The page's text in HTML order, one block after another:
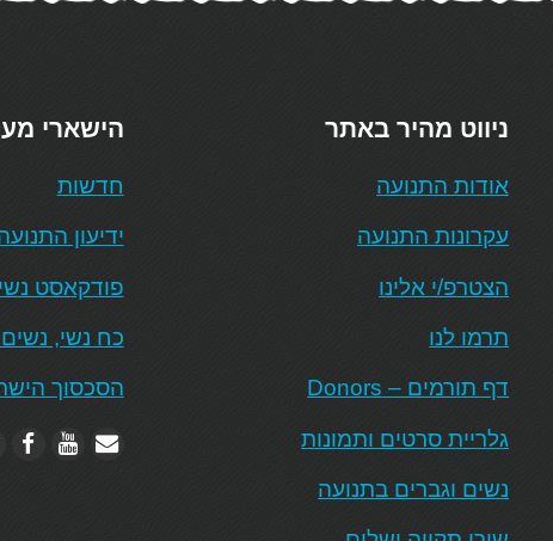
ניווט מהיר באתר
אודות התנועה
עקרונות התנועה
הצטרפ/י אלינו
תרמו לנו
דף תורמים – Donors
גלריית סרטים ותמונות
נשים וגברים בתנועה
הישארי
חדשות
ידיעון
פודקאסט
כח נשי, נשים
הסכסוך